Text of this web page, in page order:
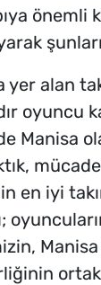
önemli
yer alan
oyuncu
Manisa
en iyi
Manisa